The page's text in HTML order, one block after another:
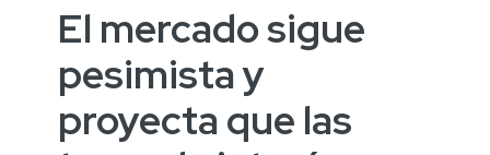
El mercado sigue
pesimista y
proyecta que las